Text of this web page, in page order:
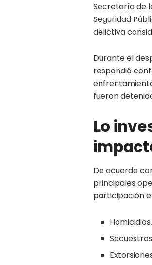
Secretaría de
Seguridad
delictiva
Durante el
respondió
fueron
Lo
De acuerdo
principales
participación
Homicidios.